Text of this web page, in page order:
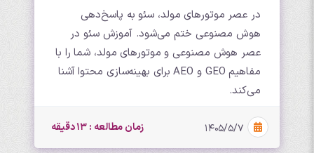
در عصر موتورهای مولد، سئو به پاسخ‌دهی
هوش مصنوعی ختم می‌شود. آموزش سئو در
عصر هوش مصنوعی و موتورهای مولد، شما را با
مفاهیم GEO و AEO برای بهینه‌سازی محتوا آشنا
می‌کند.
۱۴۰۵/۵/۷ زمان مطالعه : 13 دقیقه